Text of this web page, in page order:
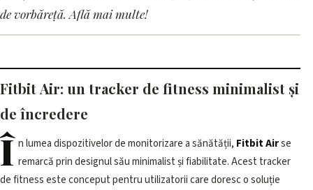
minimalist cu AI Coach inutil
de vorbăreță. Află mai multe!
Fitbit Air: un tracker de fitness minimalist și
de încredere
Î n lumea dispozitivelor de monitorizare a sănătății, Fitbit Airse
remarcă prin designul său minimalist și fiabilitate. Acest tracker
de fitness este conceput pentru utilizatorii care doresc o soluție